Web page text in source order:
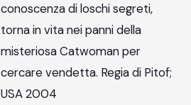
conoscenza di loschi segreti,
torna in vita nei panni della
misteriosa Catwoman per
cercare vendetta. Regia di Pitof;
USA 2004